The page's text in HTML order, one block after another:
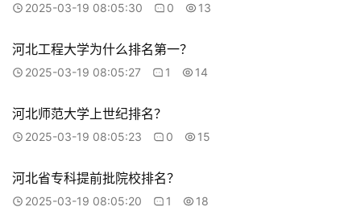
2025-03-19 08:05:30 0 13
河北工程大学为什么排名第一？
2025-03-19 08:05:27 1 14
河北师范大学上世纪排名？
2025-03-19 08:05:23 0 15
河北省专科提前批院校排名？
2025-03-19 08:05:20 1 18